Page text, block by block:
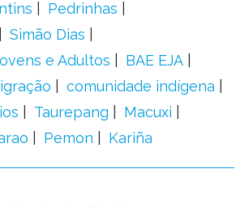
Pedrinhas
Simão Dias
e Adultos
BAE EJA
comunidade indígena
Taurepang
Macuxi
Pemon Kariña